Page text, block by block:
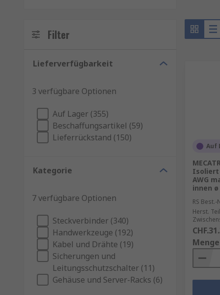
Filter
Lieferverfügbarkeit
3 verfügbare Optionen
Auf Lager (355)
Beschaffungsartikel (59)
Lieferrückstand (150)
Kategorie
7 verfügbare Optionen
Steckverbinder (340)
Handwerkzeuge (192)
Kabel und Drähte (19)
Sicherungen und
Leitungsschutzschalter (11)
Gehäuse und Server-Racks (6)
Auf
Isoliert
AWG
innen ø
RS Best.-
Herst.
Menge